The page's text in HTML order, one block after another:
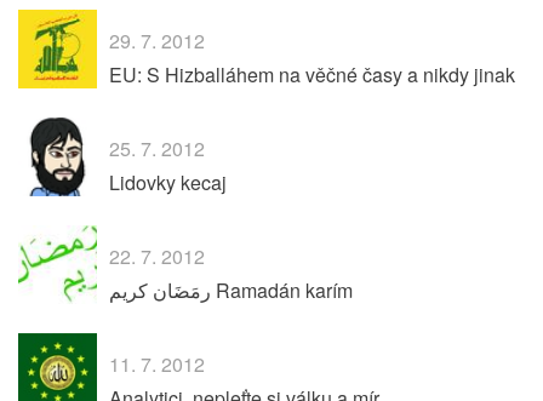
29. 7. 2012
EU: S Hizballáhem na věčné časy a nikdy jinak
25. 7. 2012
Lidovky kecaj
22. 7. 2012
رمَضَان كريم Ramadán karím
11. 7. 2012